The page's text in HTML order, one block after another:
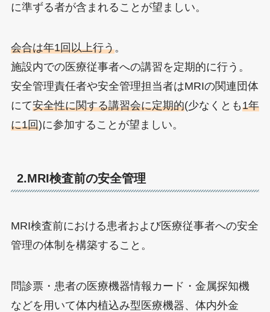
に準ずる者が含まれることが望ましい。
会合は年1回以上行う。
施設内での医療従事者への講習を定期的に行う。
安全管理責任者や安全管理担当者はMRIの関連団体
にて安全性に関する講習会に定期的(少なくとも1年
に1回)に参加することが望ましい。
2.MRI検査前の安全管理
MRI検査前における患者および医療従事者への安全
管理の体制を構築すること。
問診票・患者の医療機器情報カード・金属探知機
などを用いて体内植込み型医療機器、体内外金